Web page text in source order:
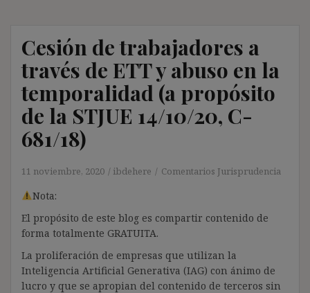
Cesión de trabajadores a
través de ETT y abuso en la
temporalidad (a propósito
de la STJUE 14/10/20, C-
681/18)
11 noviembre, 2020 ibdehere Comentarios Jurisprudencia
Nota:
El propósito de este blog es compartir contenido de
forma totalmente GRATUITA.
La proliferación de empresas que utilizan la
Inteligencia Artificial Generativa (IAG) con ánimo de
lucro y que se apropian del contenido de terceros sin